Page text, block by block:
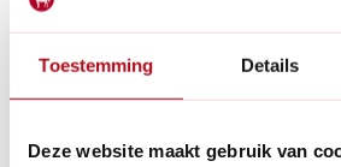
Toestemming Details
Deze website maakt gebruik van
Aantal